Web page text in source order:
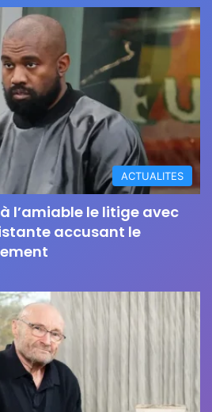
ACTUALITES
l’amiable le litige avec
accusant le